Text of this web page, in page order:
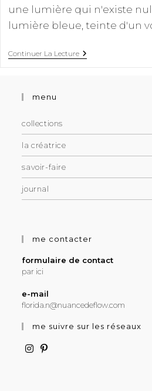
une lumière qui n'existe
lumière bleue, teinte d'un
Continuer La Lecture
menu
collections
la créatrice
savoir-faire
journal
me contacter
formulaire de contact
par ici
e-mail
florida.n@nuancedeflow.com
me suivre sur les réseaux